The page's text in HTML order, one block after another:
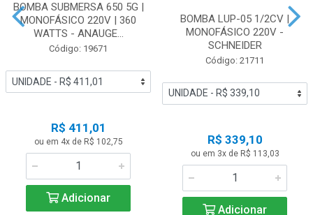
BOMBA SUBMERSA 650 5G |
MONOFÁSICO 220V | 360
WATTS - ANAUGE...
Código: 19671
R$ 411,01
ou em 4x de R$ 102,75
Adicionar
BOMBA LUP-05 1/2CV |
MONOFÁSICO 220V -
SCHNEIDER
Código: 21711
R$ 339,10
ou em 3x de R$ 113,03
Adicionar